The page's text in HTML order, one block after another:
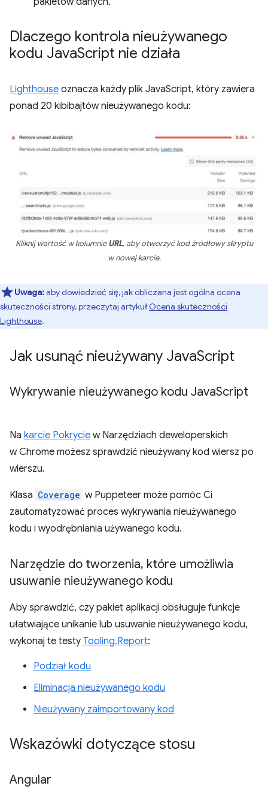
Dlaczego kontrola nieużywanego
kodu JavaScript nie działa
Lighthouse oznacza każdy plik JavaScript, który zawiera
ponad 20 kibibajtów nieużywanego kodu:
Kliknij wartość w kolumnieURL, aby otworzyć kod źródłowy skryptu
w nowej karcie.
Uwaga:aby dowiedzieć się, jak obliczana jest ogólna ocena
skuteczności strony, przeczytaj artykuł Ocena skuteczności
Lighthouse.
Jak usunąć nieużywany JavaScript
Wykrywanie nieużywanego kodu JavaScript
Na karcie Pokrycie w Narzędziach deweloperskich
w Chrome możesz sprawdzić nieużywany kod wiersz po
wierszu.
Klasa Coverage w Puppeteer może pomóc Ci
zautomatyzować proces wykrywania nieużywanego
kodu i wyodrębniania używanego kodu.
Narzędzie do tworzenia, które umożliwia
usuwanie nieużywanego kodu
Aby sprawdzić, czy pakiet aplikacji obsługuje funkcje
ułatwiające unikanie lub usuwanie nieużywanego kodu,
wykonaj te testy Tooling.Report:
Podział kodu
Eliminacja nieużywanego kodu
Nieużywany zaimportowany kod
Wskazówki dotyczące stosu
Angular